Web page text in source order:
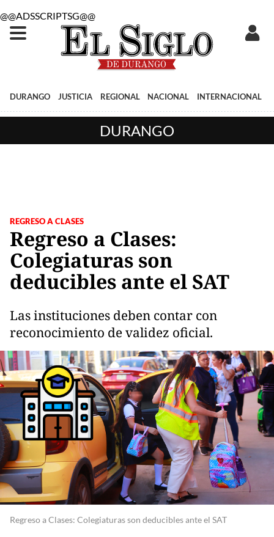
@@ADSSCRIPTSG@@
DURANGO JUSTICIA REGIONAL NACIONAL INTERNACIONAL
DURANGO
REGRESO A CLASES
Regreso a Clases:
Colegiaturas son
deducibles ante el SAT
Las instituciones deben contar con
reconocimiento de validez oficial.
Regreso a Clases: Colegiaturas son deducibles ante el SAT